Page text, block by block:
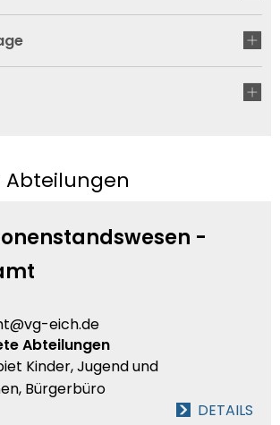
Abteilungen
-
eich.de
Abteilungen
Kinder, Jugend und
Bürgerbüro
DETAILS